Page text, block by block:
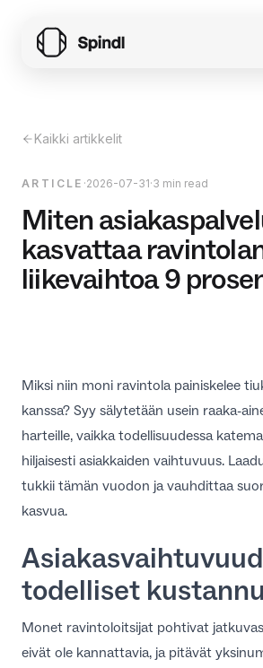
FI
Kaikki artikkelit
ARTICLE ·2026-07-31·3 min read
Miten
kasvattaa
liikevaihtoa 9
Miksi niin moni ravintola painiskelee
kanssa? Syy sälytetään usein raaka-
harteille, vaikka todellisuudessa
hiljaisesti asiakkaiden vaihtuvuus.
tukkii tämän vuodon ja vauhdittaa
kasvua.
todelliset
Monet ravintoloitsijat pohtivat
eivät ole kannattavia, ja pitävät